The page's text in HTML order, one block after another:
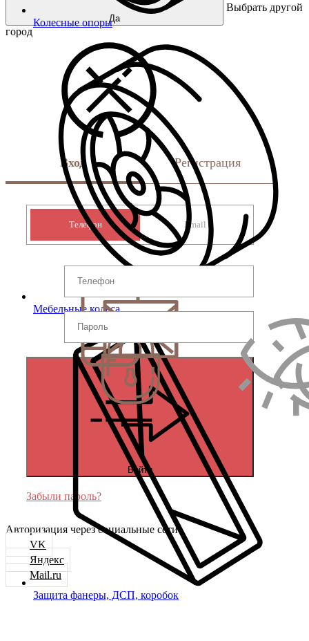
Колесные опоры
Мебельные колеса
Защита фанеры, ДСП, коробок
Да
Выбрать другой
город
Вход Регистрация
Телефон Email
Войти
Забыли пароль?
Авторизация через социальные сети
VK
Яндекс
Mail.ru